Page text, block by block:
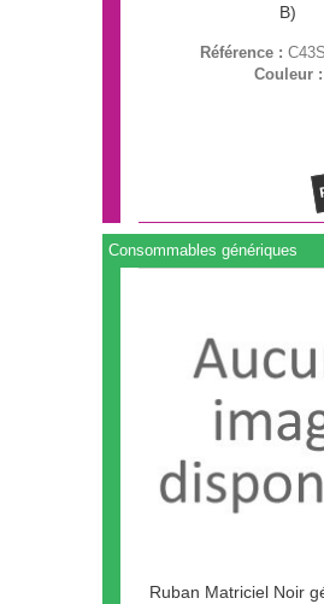
B)
Référence :
Couleur :
Consommables génériques
Ruban Matriciel Noir